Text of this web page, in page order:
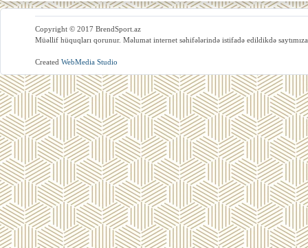
Copyright © 2017 BrendSport.az
Müəllif hüquqları qorunur. Məlumat internet səhifələrində istifadə edildikdə
Created WebMedia Studio